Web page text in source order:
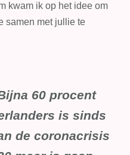
kwam ik op het idee om
samen met jullie te
60 procent
is sinds
de coronacrisis